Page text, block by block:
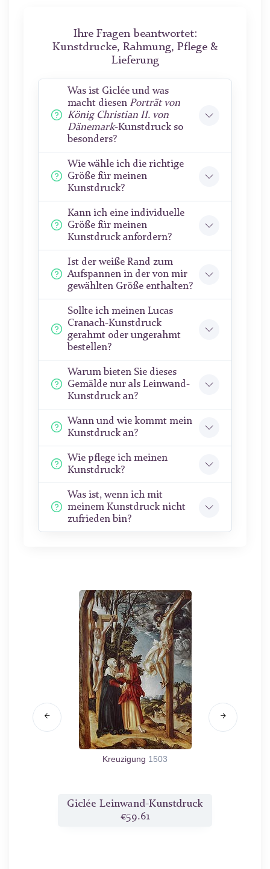
Ihre Fragen beantwortet:
Kunstdrucke, Rahmung, Pflege &
Lieferung
Was ist Giclée und was
macht diesen Porträt von
König Christian II. von
Dänemark-Kunstdruck so
besonders?
Wie wähle ich die richtige
Größe für meinen
Kunstdruck?
Kann ich eine individuelle
Größe für meinen
Kunstdruck anfordern?
Ist der weiße Rand zum
Aufspannen in der von mir
gewählten Größe enthalten?
Sollte ich meinen Lucas
Cranach-Kunstdruck
gerahmt oder ungerahmt
bestellen?
Warum bieten Sie dieses
Gemälde nur als Leinwand-
Kunstdruck an?
Wann und wie kommt mein
Kunstdruck an?
Wie pflege ich meinen
Kunstdruck?
Was ist, wenn ich mit
meinem Kunstdruck nicht
zufrieden bin?
Kreuzigung 1503
Giclée Leinwand-Kunstdruck
€59.61